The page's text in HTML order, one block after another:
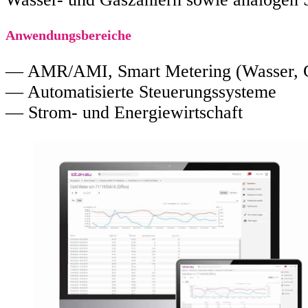
Anwendungsbereiche
— AMR/AMI, Smart Metering (Wasser,
— Automatisierte Steuerungssysteme
— Strom- und Energiewirtschaft